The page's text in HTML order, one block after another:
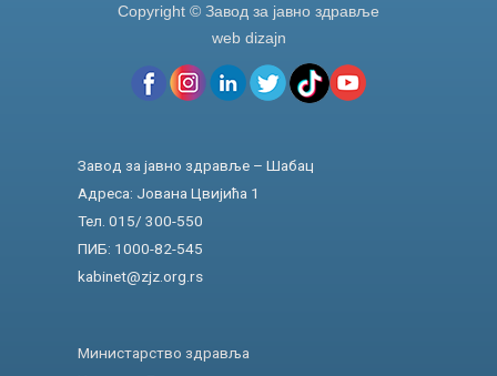
Copyright © Завод за јавно здравље
web dizajn
Завод за јавно здравље – Шабац
Адреса: Јована Цвијића 1
Тел. 015/ 300-550
ПИБ: 1000-82-545
kabinet@zjz.org.rs
Министарство здравља